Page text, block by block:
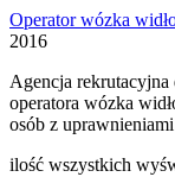
Operator wózka
2016
Agencja
operatora wózka
osób z
ilość wszystkich